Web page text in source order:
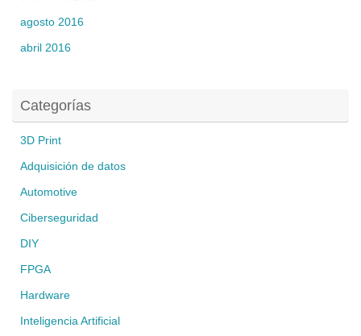
agosto 2016
abril 2016
Categorías
3D Print
Adquisición de datos
Automotive
Ciberseguridad
DIY
FPGA
Hardware
Inteligencia Artificial